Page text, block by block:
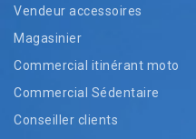
Vendeur accessoires
Magasinier
Commercial itinérant moto
Commercial Sédentaire
Conseiller clients